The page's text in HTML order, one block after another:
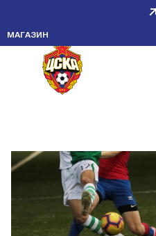
МАГАЗИН
ПФК ЦСКА U-15 —